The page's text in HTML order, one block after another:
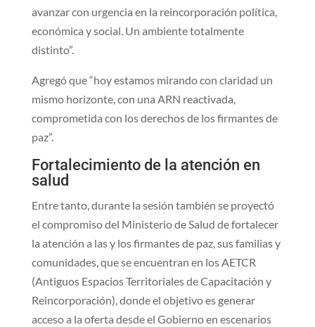
avanzar con urgencia en la reincorporación política,
económica y social. Un ambiente totalmente
distinto”.
Agregó que “hoy estamos mirando con claridad un
mismo horizonte, con una ARN reactivada,
comprometida con los derechos de los firmantes de
paz”.
Fortalecimiento de la atención en
salud
Entre tanto, durante la sesión también se proyectó
el compromiso del Ministerio de Salud de fortalecer
la atención a las y los firmantes de paz, sus familias y
comunidades, que se encuentran en los AETCR
(Antiguos Espacios Territoriales de Capacitación y
Reincorporación), donde el objetivo es generar
acceso a la oferta desde el Gobierno en escenarios